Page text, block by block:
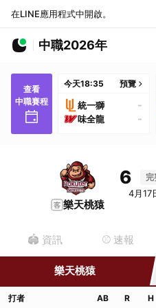
在LINE應用程式中開啟。
中職2026年
查看
中職賽程
今天18:35 預覽
統一獅 -
味全龍 -
樂天桃猿
6 完
4月17
🏟️ 資訊 ⚾️ 速報
樂天桃猿
打者 AB R H